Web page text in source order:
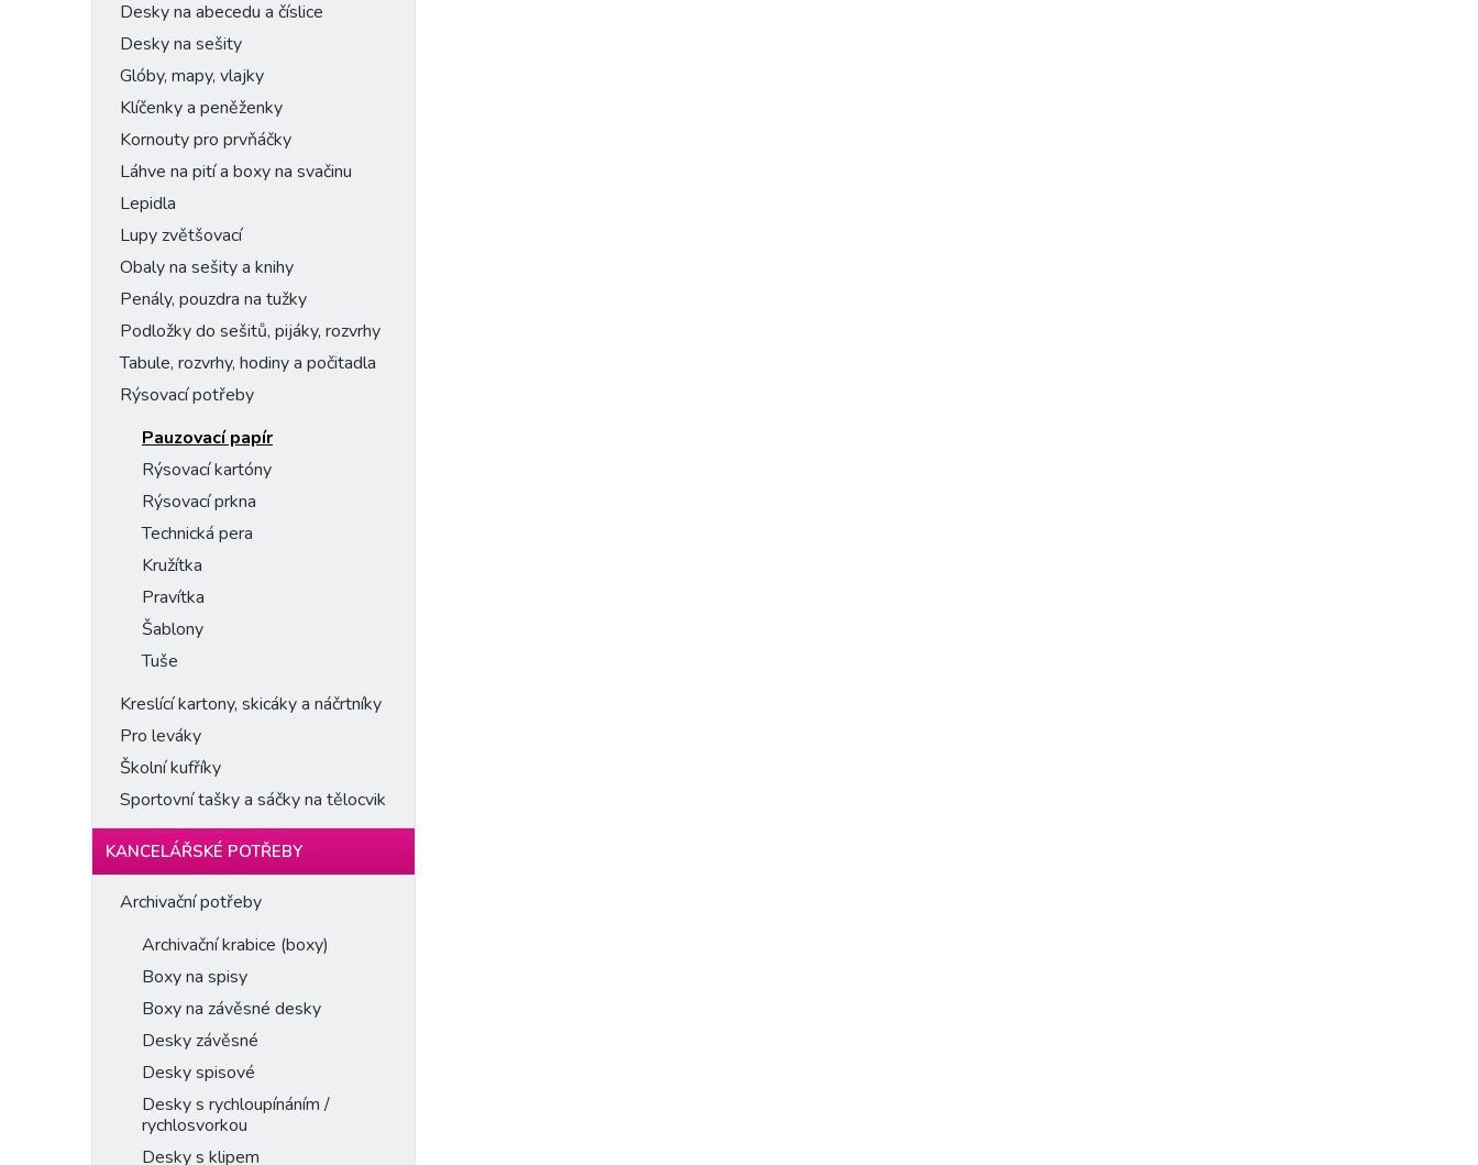
Desky na abecedu a číslice
Desky na sešity
Glóby, mapy, vlajky
Klíčenky a peněženky
Kornouty pro prvňáčky
Láhve na pití a boxy na svačinu
Lepidla
Lupy zvětšovací
Obaly na sešity a knihy
Penály, pouzdra na tužky
Podložky do sešitů, pijáky, rozvrhy
Tabule, rozvrhy, hodiny a počitadla
Rýsovací potřeby
Pauzovací papír
Rýsovací kartóny
Rýsovací prkna
Technická pera
Kružítka
Pravítka
Šablony
Tuše
Kreslící kartony, skicáky a náčrtníky
Pro leváky
Školní kufříky
Sportovní tašky a sáčky na tělocvik
KANCELÁŘSKÉ POTŘEBY
Archivační potřeby
Archivační krabice (boxy)
Boxy na spisy
Boxy na závěsné desky
Desky závěsné
Desky spisové
Desky s rychloupínáním /
rychlosvorkou
Desky s klipem